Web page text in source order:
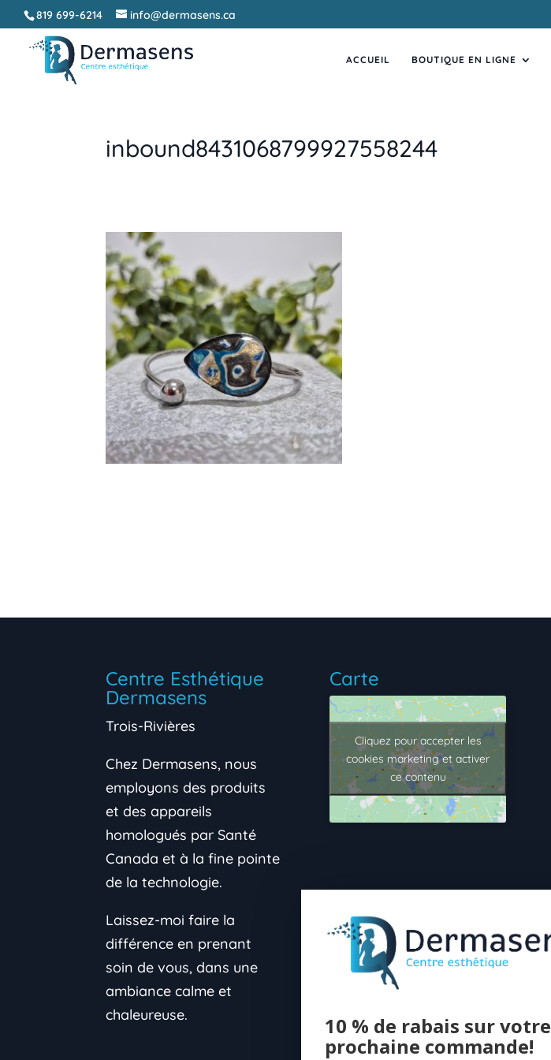
819 699-6214 info@dermasens.ca
ACCUEIL BOUTIQUE EN LIGNE
inbound8431068799927558244
Centre Esthétique
Dermasens
Trois-Rivières
Chez Dermasens, nous
employons des produits
et des appareils
homologués par Santé
Canada et à la fine pointe
de la technologie.
Laissez-moi faire la
différence en prenant
soin de vous, dans une
ambiance calme et
chaleureuse.
Carte
Cliquez pour accepter les
cookies marketing et activer
ce contenu
10 % de rabais sur votre
prochaine commande!